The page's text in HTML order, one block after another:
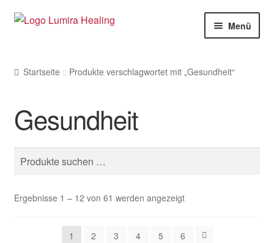
Zur
Zum
Menü
Live Seminare
Online Seminare
SHOP
Weitere Infos
Startseite Produkte verschlagwortet mit „Gesundheit“
Gesundheit
Suche
nach:
Ergebnisse 1 – 12 von 61 werden angezeigt
1 2 3 4 5 6